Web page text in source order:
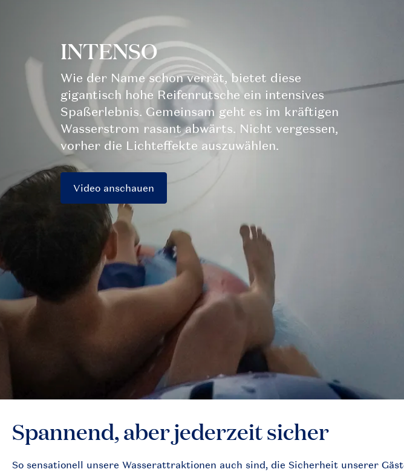
INTENSO
Wie der Name schon verrät, bietet diese
gigantisch hohe Reifenrutsche ein intensives
Spaßerlebnis. Gemeinsam geht es im kräftigen
Wasserstrom rasant abwärts. Nicht vergessen,
vorher die Lichteffekte auszuwählen.
Video anschauen
Spannend, aber jederzeit sicher
So sensationell unsere Wasserattraktionen auch sind, die Sicherheit unserer